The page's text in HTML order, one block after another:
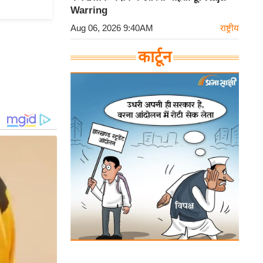
Warring
Aug 06, 2026 9:40AM राष्ट्रीय
कार्टून